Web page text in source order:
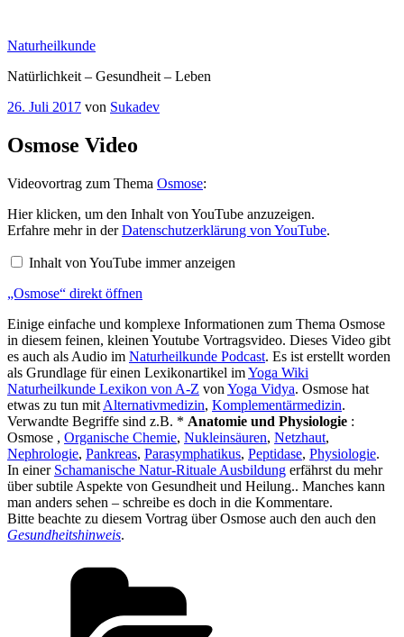
springen
Naturheilkunde
Natürlichkeit – Gesundheit – Leben
Veröffentlicht
26. Juli 2017 von Sukadev
Osmose Video
Videovortrag zum Thema Osmose:
„Osmose“
von
YouTube
Hier klicken, um den Inhalt von YouTube anzuzeigen.
Erfahre mehr in derDatenschutzerklärung von YouTube.
Inhalt von YouTube immer anzeigen
„Osmose“ direkt öffnen
Einige einfache und komplexe Informationen zum Thema Osmose
in diesem feinen, kleinen Youtube Vortragsvideo. Dieses Video gibt
es auch als Audio im Naturheilkunde Podcast. Es ist erstellt worden
als Grundlage für einen Lexikonartikel imYoga Wiki
Naturheilkunde Lexikon von A-Z von Yoga Vidya. Osmose hat
etwas zu tun mit Alternativmedizin, Komplementärmedizin.
Verwandte Begriffe sind z.B. * Anatomie und Physiologie :
Osmose , Organische Chemie, Nukleinsäuren, Netzhaut,
Nephrologie, Pankreas, Parasymphatikus, Peptidase, Physiologie.
In einer Schamanische Natur-Rituale Ausbildung erfährst du mehr
über subtile Aspekte von Gesundheit und Heilung.. Manches kann
man anders sehen – schreibe es doch in die Kommentare.
Bitte beachte zu diesem Vortrag über Osmose auch den auch den
Gesundheitshinweis.